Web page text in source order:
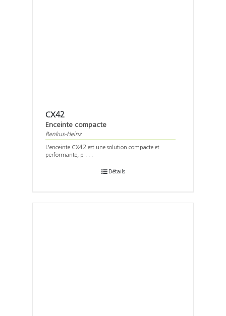
CX42
Enceinte compacte
Renkus-Heinz
L'enceinte CX42 est une solution compacte et
performante, p . . .
Détails